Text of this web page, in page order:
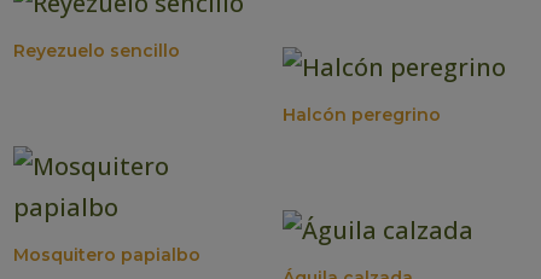
Reyezuelo sencillo
Mosquitero papialbo
Halcón peregrino